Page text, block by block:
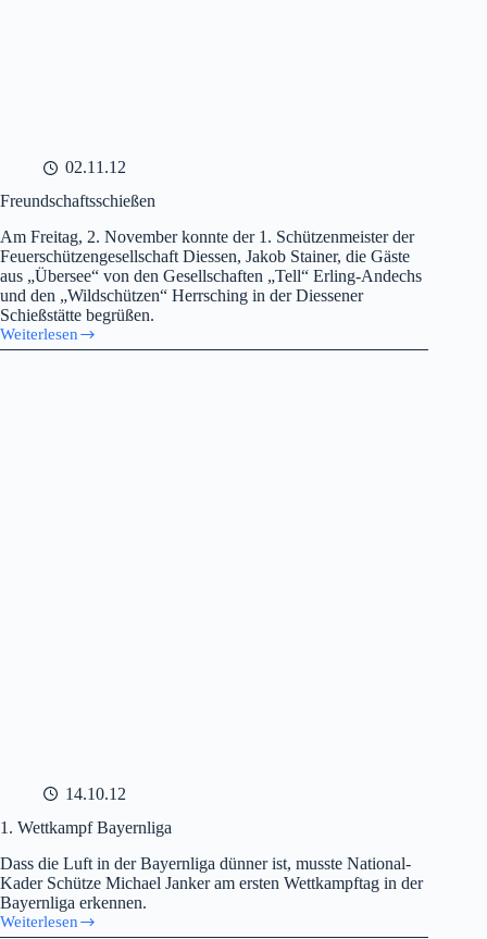
02.11.12
Freundschaftsschießen
Am Freitag, 2. November konnte der 1. Schützenmeister der
Feuerschützengesellschaft Diessen, Jakob Stainer, die Gäste
aus „Übersee“ von den Gesellschaften „Tell“ Erling-Andechs
und den „Wildschützen“ Herrsching in der Diessener
Schießstätte begrüßen.
Weiterlesen
Freundschaftsschießen
14.10.12
1. Wettkampf Bayernliga
Dass die Luft in der Bayernliga dünner ist, musste National-
Kader Schütze Michael Janker am ersten Wettkampftag in der
Bayernliga erkennen.
Weiterlesen
1.